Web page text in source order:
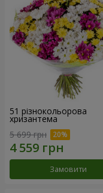
51 різнокольорова
хризантема
5 699 грн
Замовити